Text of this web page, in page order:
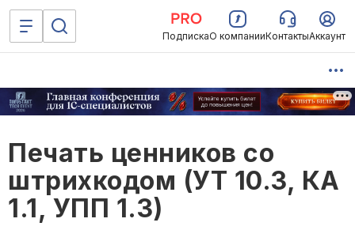
ПодпискаО компанииКонтактыАккаунт
Печать ценников со
штрихкодом (УТ 10.3, КА
1.1, УПП 1.3)